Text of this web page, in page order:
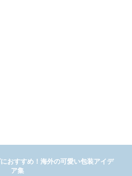
おすすめ！海外の可愛い包装アイデ
ア集